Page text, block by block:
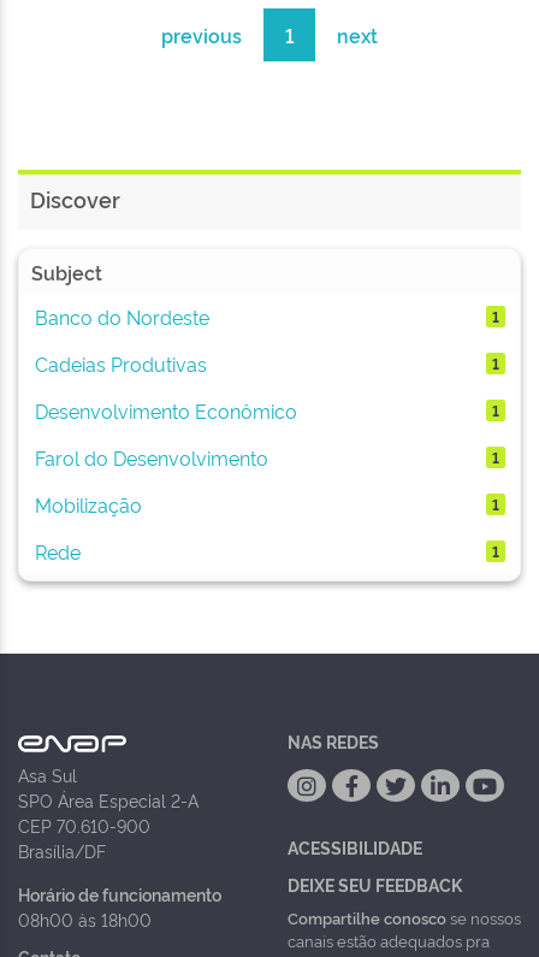
previous 1 next
Discover
Subject
Banco do Nordeste
1
Cadeias Produtivas 1
Desenvolvimento Econômico 1
Farol do Desenvolvimento 1
Mobilização 1
Rede 1
Asa Sul
SPO Área Especial 2-A
CEP 70.610-900
Brasília/DF
Horário de funcionamento
08h00 às 18h00
NAS REDES
ACESSIBILIDADE
DEIXE SEU FEEDBACK
Compartilhe conoscose nossos
canais estão adequados pra